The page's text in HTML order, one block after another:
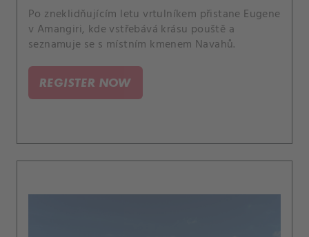
Po zneklidňujícím letu vrtulníkem přistane Eugene
v Amangiri, kde vstřebává krásu pouště a
seznamuje se s místním kmenem Navahů.
REGISTER NOW